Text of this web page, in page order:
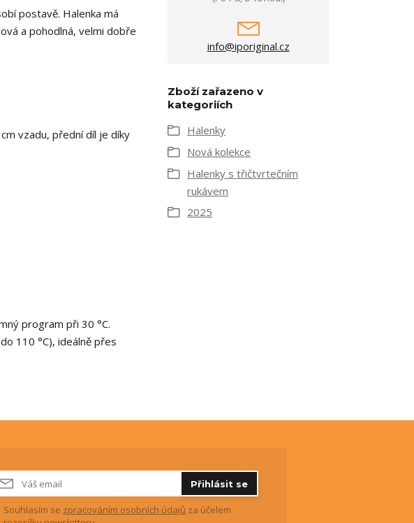
postavě. Halenka má
a pohodlná, velmi dobře
vzadu, přední díl je díky
program při 30 °C.
110 °C), ideálně přes
info@iporiginal.cz
Zboží zařazeno v
kategoriích
Halenky
Nová kolekce
Halenky s třičtvrtečním
rukávem
2025
Přihlásit se
Souhlasím se zpracováním osobních údajů za účelem